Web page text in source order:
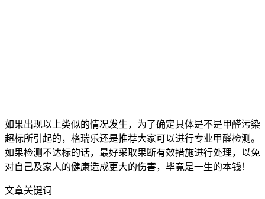
如果出现以上类似的情况发生，为了确定具体是不是甲醛污染
超标所引起的，格瑞乐还是推荐大家可以进行专业甲醛检测。
如果检测不达标的话，最好采取果断有效措施进行处理，以免
对自己及家人的健康造成更大的伤害，毕竟是一生的本钱！
文章关键词